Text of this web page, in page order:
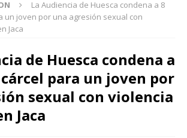
La Audiencia de Huesca condena a 8
un joven por una agresión sexual con
Jaca
de Huesca condena a
para un joven por
sexual con violencia
Jaca